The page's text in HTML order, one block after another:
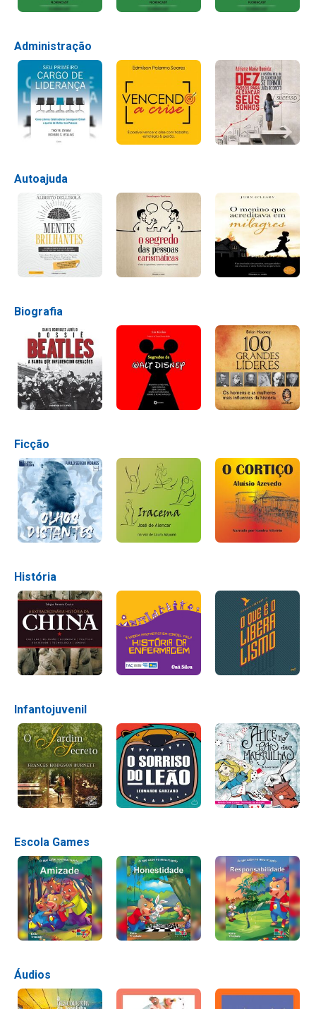
Administração
Autoajuda
Biografia
Ficção
História
Infantojuvenil
Escola Games
Áudios